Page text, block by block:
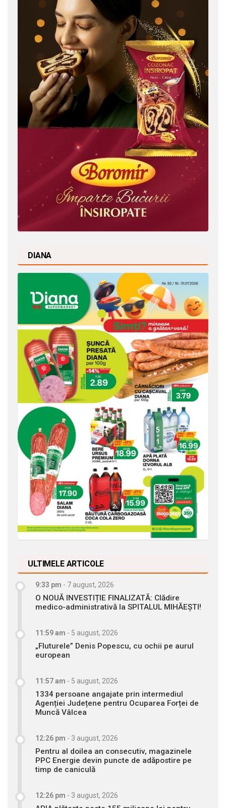
DIANA
ULTIMELE ARTICOLE
9:33 pm - 7 august, 2026
O NOUĂ INVESTIȚIE FINALIZATĂ: Clădire
medico-administrativă la SPITALUL MIHĂEȘTI!
11:59 am - 5 august, 2026
„Fluturele” Denis Popescu, cu ochii pe aurul
european
11:57 am - 5 august, 2026
1334 persoane angajate prin intermediul
Agenției Județene pentru Ocuparea Forței de
Muncă Vâlcea
12:26 pm - 3 august, 2026
Pentru al doilea an consecutiv, magazinele
PPC Energie devin puncte de adăpostire pe
timp de caniculă
12:26 pm - 3 august, 2026